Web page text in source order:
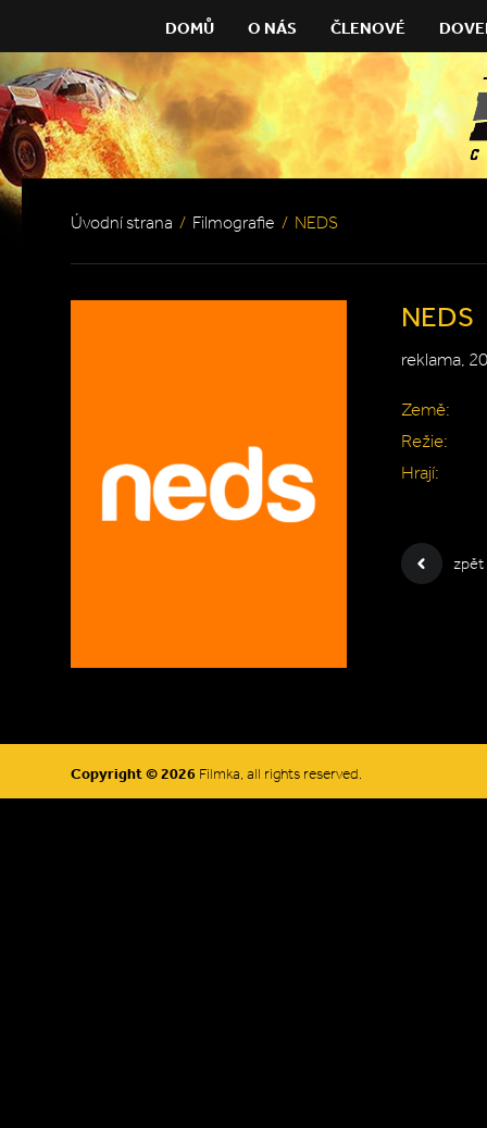
DOMŮ O NÁS ČLENOVÉ
Úvodní strana / Filmografie / NEDS
NEDS
reklama,
Země:
Režie:
Hrají:
zpět
Copyright © 2026 Filmka, all rights reserved.